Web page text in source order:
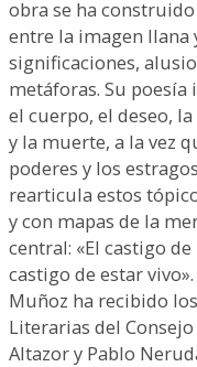
obra se ha
entre la imagen llana
significaciones,
metáforas. Su poesía
el cuerpo, el deseo,
y la muerte, a la vez
poderes y los
rearticula estos
y con mapas de la
central: «El castigo
castigo de estar
Muñoz ha recibido
Literarias del
Altazor y Pablo